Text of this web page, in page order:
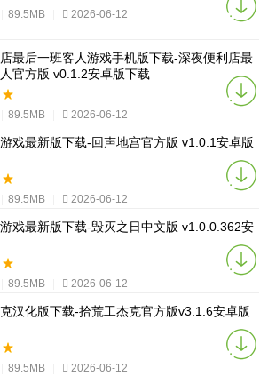
89.5MB 2026-06-12
最后一班客人游戏手机版下载-深夜便利店最
官方版 v0.1.2安卓版下载
89.5MB 2026-06-12
戏最新版下载-回声地宫官方版 v1.0.1安卓版
89.5MB 2026-06-12
戏最新版下载-毁灭之日中文版 v1.0.0.362安
89.5MB 2026-06-12
汉化版下载-拾荒工杰克官方版v3.1.6安卓版
89.5MB 2026-06-12